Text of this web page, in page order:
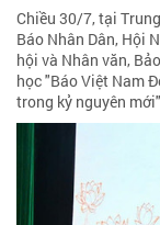
Chiều 30/7, tại
Báo Nhân Dân, Hội
hội và Nhân văn,
học "Báo Việt Nam
trong kỷ nguyên